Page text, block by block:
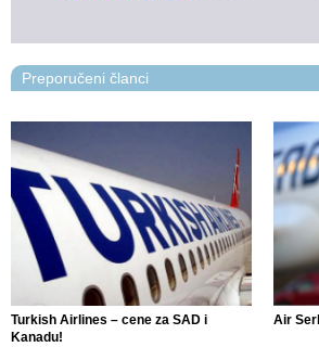
Preporučeni članci
Turkish Airlines – cene za SAD i
Kanadu!
Air